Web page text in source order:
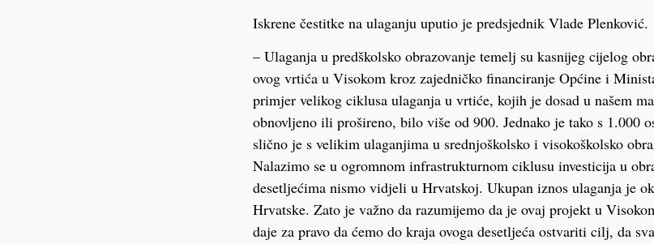
Iskrene čestitke na ulaganju uputio je predsjednik Vlade Plenković.
– Ulaganja u predškolsko obrazovanje temelj su kasnijeg cijelog
ovog vrtića u Visokom kroz zajedničko financiranje Općine i
primjer velikog ciklusa ulaganja u vrtiće, kojih je dosad u našem
obnovljeno ili prošireno, bilo više od 900. Jednako je tako s 1.000
slično je s velikim ulaganjima u srednjoškolsko i visokoškolsko
Nalazimo se u ogromnom infrastrukturnom ciklusu investicija u
desetljećima nismo vidjeli u Hrvatskoj. Ukupan iznos ulaganja je
Hrvatske. Zato je važno da razumijemo da je ovaj projekt u
daje za pravo da ćemo do kraja ovoga desetljeća ostvariti cilj, da